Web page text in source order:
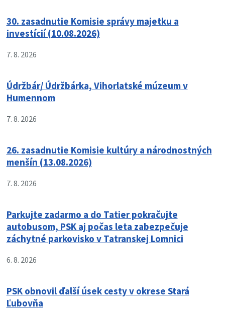
30. zasadnutie Komisie správy majetku a
investícií (10.08.2026)
7. 8. 2026
Údržbár/ Údržbárka, Vihorlatské múzeum v
Humennom
7. 8. 2026
26. zasadnutie Komisie kultúry a národnostných
menšín (13.08.2026)
7. 8. 2026
Parkujte zadarmo a do Tatier pokračujte
autobusom, PSK aj počas leta zabezpečuje
záchytné parkovisko v Tatranskej Lomnici
6. 8. 2026
PSK obnovil ďalší úsek cesty v okrese Stará
Ľubovňa